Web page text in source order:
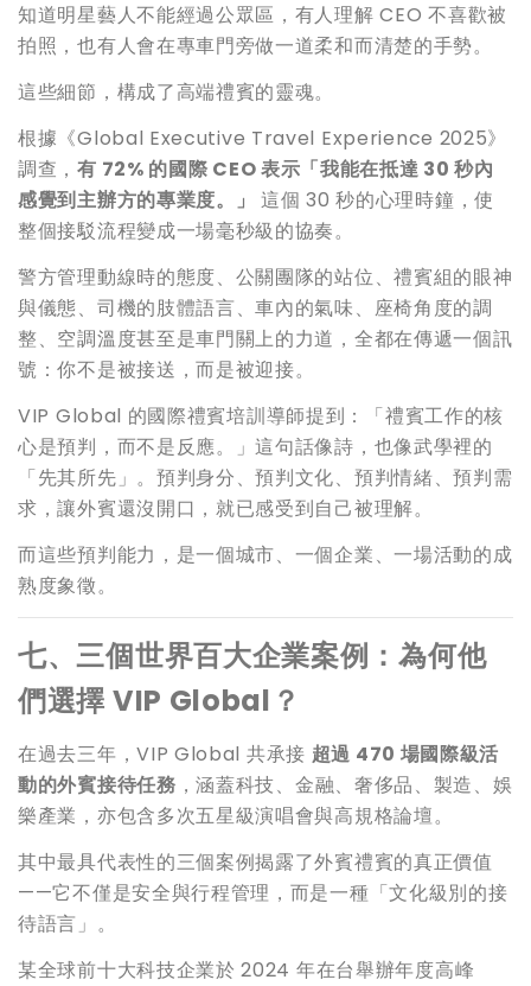
知道明星藝人不能經過公眾區，有人理解 CEO 不喜歡被
拍照，也有人會在專車門旁做一道柔和而清楚的手勢。
這些細節，構成了高端禮賓的靈魂。
根據《Global Executive Travel Experience 2025》
調查，有 72% 的國際 CEO 表示「我能在抵達 30 秒內
感覺到主辦方的專業度。」
這個 30 秒的心理時鐘，使
整個接駁流程變成一場毫秒級的協奏。
警方管理動線時的態度、公關團隊的站位、禮賓組的眼神
與儀態、司機的肢體語言、車內的氣味、座椅角度的調
整、空調溫度甚至是車門關上的力道，全都在傳遞一個訊
號：你不是被接送，而是被迎接。
VIP Global 的國際禮賓培訓導師提到：「禮賓工作的核
心是預判，而不是反應。」這句話像詩，也像武學裡的
「先其所先」。預判身分、預判文化、預判情緒、預判需
求，讓外賓還沒開口，就已感受到自己被理解。
而這些預判能力，是一個城市、一個企業、一場活動的成
熟度象徵。
七、三個世界百大企業案例：為何他
們選擇 VIP Global？
在過去三年，VIP Global 共承接 超過 470 場國際級活
動的外賓接待任務 ，涵蓋科技、金融、奢侈品、製造、娛
樂產業，亦包含多次五星級演唱會與高規格論壇。
其中最具代表性的三個案例揭露了外賓禮賓的真正價值
——它不僅是安全與行程管理，而是一種「文化級別的接
待語言」。
某全球前十大科技企業於 2024 年在台舉辦年度高峰